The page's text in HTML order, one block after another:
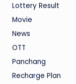
Lottery Result
Movie
News
OTT
Panchang
Recharge Plan